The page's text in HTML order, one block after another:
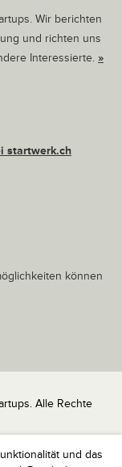
und das
Wir berichten
und richten uns
Interessierte. »
startwerk.ch
können
Alle Rechte